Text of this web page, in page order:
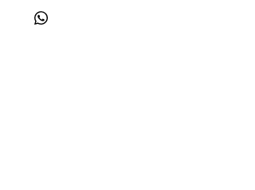
cuidado e intenção. Prazo de produção de
até 35 dias.